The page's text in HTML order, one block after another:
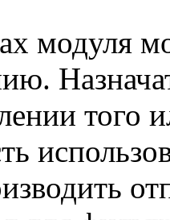
модуля
того